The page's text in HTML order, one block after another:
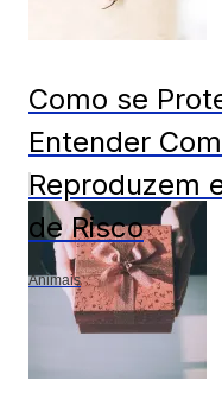
Como se
Entender
Reproduzem
de Risco
Animais